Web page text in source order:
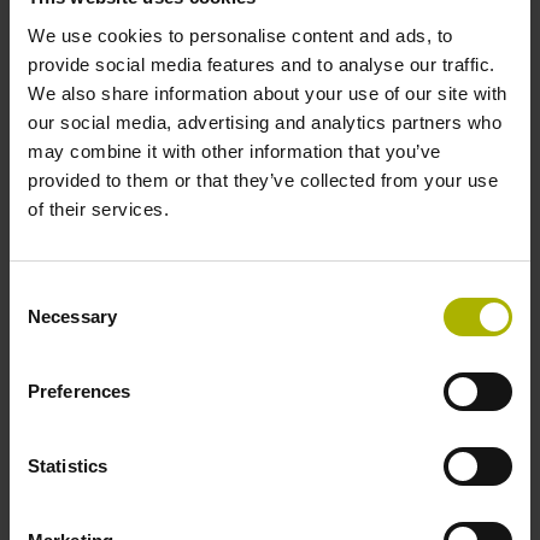
We use cookies to personalise content and ads, to
provide social media features and to analyse our traffic.
We also share information about your use of our site with
our social media, advertising and analytics partners who
may combine it with other information that you’ve
provided to them or that they’ve collected from your use
of their services.
Selection
Necessary
Preferences
Statistics